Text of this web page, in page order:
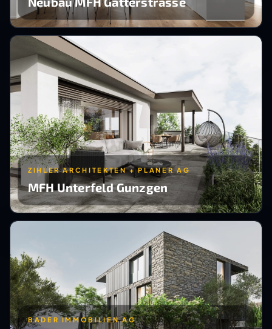
ZIHLER ARCHITEKTEN + PLANER AG
MFH Unterfeld Gunzgen
BADER IMMOBILIEN AG